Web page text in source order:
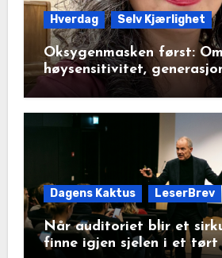
Hverdag Selv Kjærlighet
Oksygenmasken først: Om
høysensitivitet,
det disiplinerte tunnelsynet
Dagens Kaktus LeserBrev
Når auditoriet blir et
finne igjen sjelen i et tørt